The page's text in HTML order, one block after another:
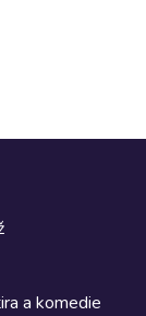
a komedie